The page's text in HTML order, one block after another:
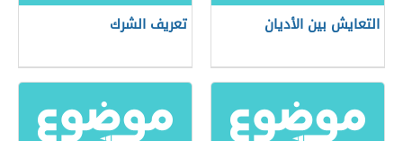
التعايش بين الأديان تعريف الشرك